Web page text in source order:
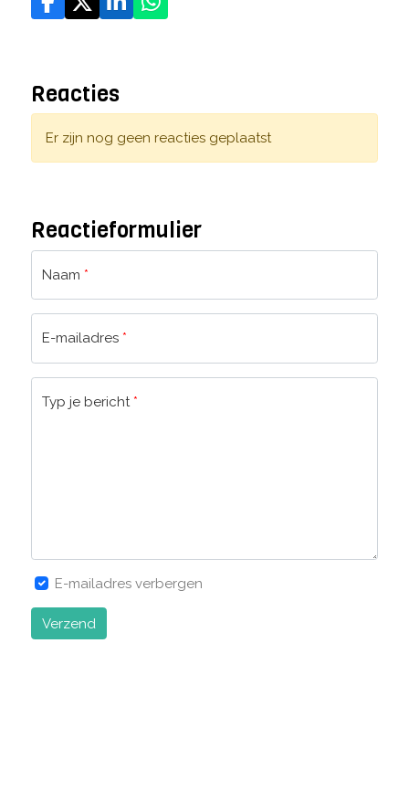
Reacties
Er zijn nog geen reacties geplaatst
Reactieformulier
Naam *
E-mailadres *
Typ je bericht *
E-mailadres verbergen
Verzend